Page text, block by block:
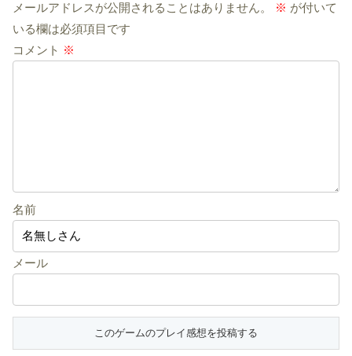
メールアドレスが公開されることはありません。 ※ が付いて
いる欄は必須項目です
コメント ※
名前
メール